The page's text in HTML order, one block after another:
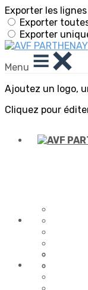
Exporter les
Exporter
Exporter
Menu
Ajoutez un logo,
Cliquez pour